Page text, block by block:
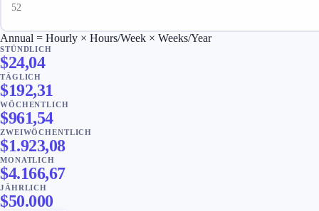
Annual = Hourly × Hours/Week × Weeks/Year
STÜNDLICH
$24,04
TÄGLICH
$192,31
WÖCHENTLICH
$961,54
ZWEIWÖCHENTLICH
$1.923,08
MONATLICH
$4.166,67
JÄHRLICH
$50.000